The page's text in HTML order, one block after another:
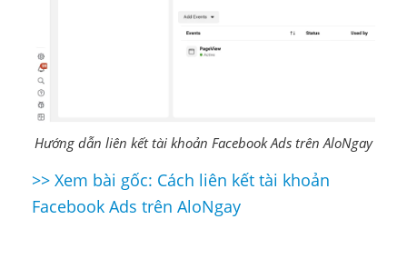
Hướng dẫn liên kết tài khoản Facebook Ads trên AloNgay
Điều
>> Xem bài gốc: Cách liên kết tài khoản
Facebook Ads trên AloNgay